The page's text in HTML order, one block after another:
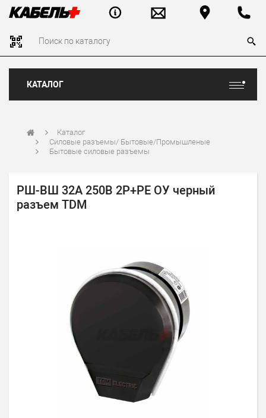
КАТАЛОГ
Каталог
Силовые разъемы/ Бытовые/Промышленые
Бытовые силовые разъемы
РШ-ВШ 32А 250В 2Р+РЕ ОУ черный
разъем TDM